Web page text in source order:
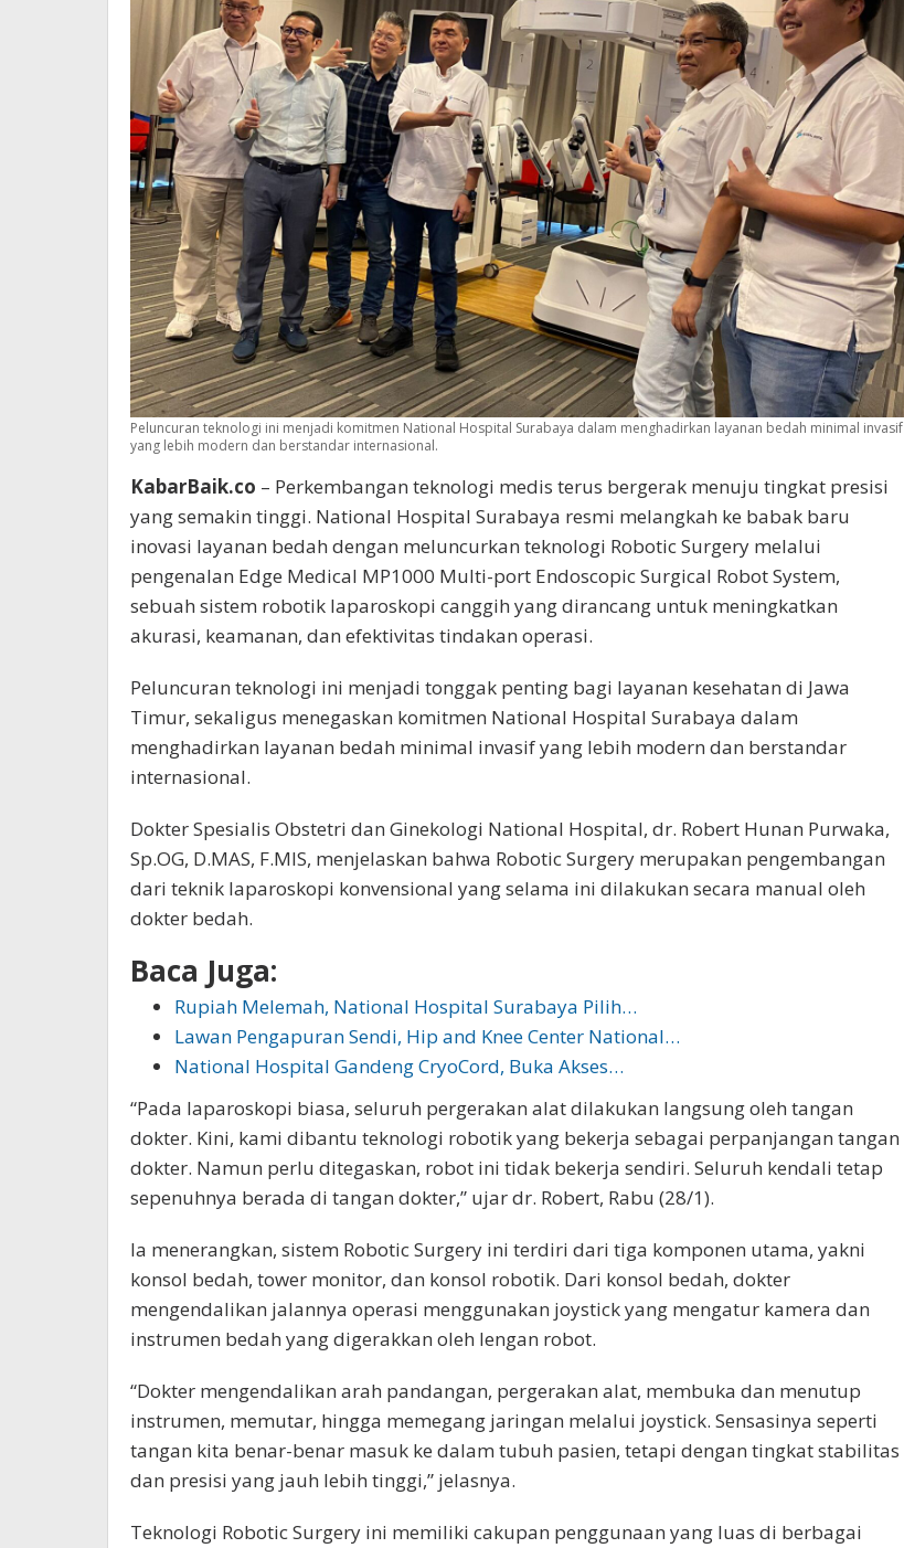
Peluncuran teknologi ini menjadi komitmen National Hospital Surabaya dalam menghadirkan layanan bedah minimal invasif
yang lebih modern dan berstandar internasional.
KabarBaik.co – Perkembangan teknologi medis terus bergerak menuju tingkat presisi
yang semakin tinggi. National Hospital Surabaya resmi melangkah ke babak baru
inovasi layanan bedah dengan meluncurkan teknologi Robotic Surgery melalui
pengenalan Edge Medical MP1000 Multi-port Endoscopic Surgical Robot System,
sebuah sistem robotik laparoskopi canggih yang dirancang untuk meningkatkan
akurasi, keamanan, dan efektivitas tindakan operasi.
Peluncuran teknologi ini menjadi tonggak penting bagi layanan kesehatan di Jawa
Timur, sekaligus menegaskan komitmen National Hospital Surabaya dalam
menghadirkan layanan bedah minimal invasif yang lebih modern dan berstandar
internasional.
Dokter Spesialis Obstetri dan Ginekologi National Hospital, dr. Robert Hunan Purwaka,
Sp.OG, D.MAS, F.MIS, menjelaskan bahwa Robotic Surgery merupakan pengembangan
dari teknik laparoskopi konvensional yang selama ini dilakukan secara manual oleh
dokter bedah.
Baca Juga:
Rupiah Melemah, National Hospital Surabaya Pilih…
Lawan Pengapuran Sendi, Hip and Knee Center National…
National Hospital Gandeng CryoCord, Buka Akses…
“Pada laparoskopi biasa, seluruh pergerakan alat dilakukan langsung oleh tangan
dokter. Kini, kami dibantu teknologi robotik yang bekerja sebagai perpanjangan tangan
dokter. Namun perlu ditegaskan, robot ini tidak bekerja sendiri. Seluruh kendali tetap
sepenuhnya berada di tangan dokter,” ujar dr. Robert, Rabu (28/1).
Ia menerangkan, sistem Robotic Surgery ini terdiri dari tiga komponen utama, yakni
konsol bedah, tower monitor, dan konsol robotik. Dari konsol bedah, dokter
mengendalikan jalannya operasi menggunakan joystick yang mengatur kamera dan
instrumen bedah yang digerakkan oleh lengan robot.
“Dokter mengendalikan arah pandangan, pergerakan alat, membuka dan menutup
instrumen, memutar, hingga memegang jaringan melalui joystick. Sensasinya seperti
tangan kita benar-benar masuk ke dalam tubuh pasien, tetapi dengan tingkat stabilitas
dan presisi yang jauh lebih tinggi,” jelasnya.
Teknologi Robotic Surgery ini memiliki cakupan penggunaan yang luas di berbagai